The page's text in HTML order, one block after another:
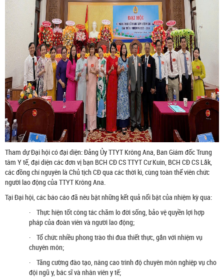
Tham dự Đại hội có đại diện: Đảng Ủy TTYT Krông Ana, Ban Giám đốc Trung
tâm Y tế, đại diện các đơn vị bạn BCH CĐ CS TTYT Cư Kuin, BCH CĐ CS Lắk,
các đồng chí nguyên là Chủ tịch CĐ qua các thời kì, cùng toàn thể viên chức
người lao động của TTYT Krông Ana.
Tại Đại hội, các báo cáo đã nêu bật những kết quả nổi bật của nhiệm kỳ qua:
· Thực hiện tốt công tác chăm lo đời sống, bảo vệ quyền lợi hợp
pháp của đoàn viên và người lao động;
· Tổ chức nhiều phong trào thi đua thiết thực, gắn với nhiệm vụ
chuyên môn;
· Tăng cường đào tạo, nâng cao trình độ chuyên môn nghiệp vụ cho
đội ngũ y, bác sĩ và nhân viên y tế;